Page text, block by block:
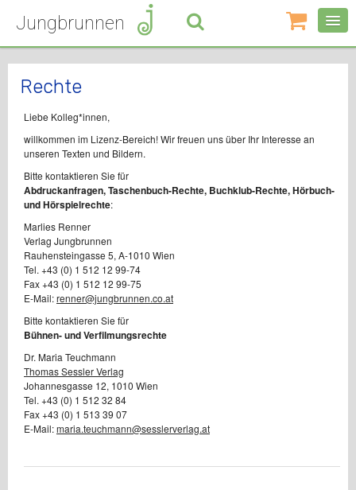
Jungbrunnen
0
Artikel
-
Rechte
Liebe Kolleg*innen,
willkommen im Lizenz-Bereich! Wir freuen uns über Ihr Interesse an
unseren Texten und Bildern.
Bitte kontaktieren Sie für
Abdruckanfragen, Taschenbuch-Rechte, Buchklub-Rechte, Hörbuch-
und Hörspielrechte:
Marlies Renner
Verlag Jungbrunnen
Rauhensteingasse 5, A-1010 Wien
Tel. +43 (0) 1 512 12 99-74
Fax +43 (0) 1 512 12 99-75
E-Mail:renner@jungbrunnen.co.at
Bitte kontaktieren Sie für
Bühnen- und Verfilmungsrechte
Dr. Maria Teuchmann
Thomas Sessler Verlag
Johannesgasse 12, 1010 Wien
Tel. +43 (0) 1 512 32 84
Fax +43 (0) 1 513 39 07
E-Mail:maria.teuchmann@sesslerverlag.at